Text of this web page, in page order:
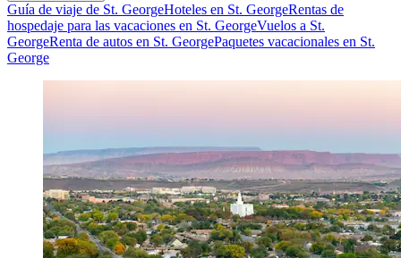
Guía de viaje de St. GeorgeHoteles en St. GeorgeRentas de
hospedaje para las vacaciones en St. GeorgeVuelos a St.
GeorgeRenta de autos en St. GeorgePaquetes vacacionales en St.
George